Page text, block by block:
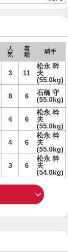
人
気
着
順
騎手
3 11
松永 幹
夫
(55.0kg)
8 6
石橋 守
(55.0kg)
4 6
松永 幹
夫
(55.0kg)
4 6
松永 幹
夫
(55.0kg)
3 6
松永 幹
夫
(54.0kg)